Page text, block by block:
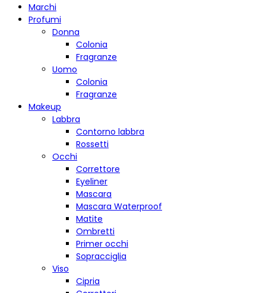
Marchi
Profumi
Donna
Colonia
Fragranze
Uomo
Colonia
Fragranze
Makeup
Labbra
Contorno labbra
Rossetti
Occhi
Correttore
Eyeliner
Mascara
Mascara Waterproof
Matite
Ombretti
Primer occhi
Sopracciglia
Viso
Cipria